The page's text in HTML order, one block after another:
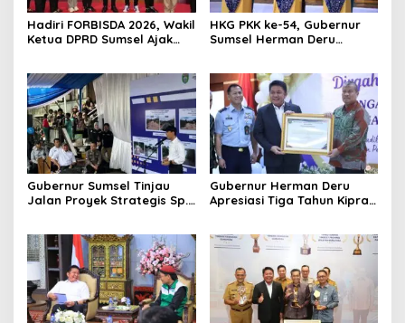
Hadiri FORBISDA 2026, Wakil
Ketua DPRD Sumsel Ajak
HKG PKK ke-54, Gubernur
Sumsel Herman Deru
Perempuan
Gubernur Sumsel Tinjau
Jalan Proyek Strategis Sp.
Gubernur Herman Deru
Apresiasi Tiga Tahun Kiprah
Negara